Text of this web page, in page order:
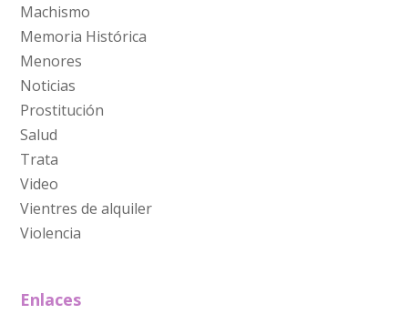
Machismo
Memoria Histórica
Menores
Noticias
Prostitución
Salud
Trata
Video
Vientres de alquiler
Violencia
Enlaces